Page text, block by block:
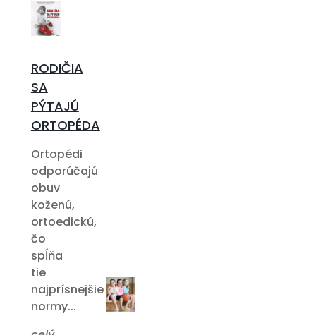
RODIČIA
SA
PÝTAJÚ
ORTOPÉDA
Ortopédi
odporúčajú
obuv
koženú,
ortoedickú,
čo
spĺňa
tie
najprísnejšie
normy...